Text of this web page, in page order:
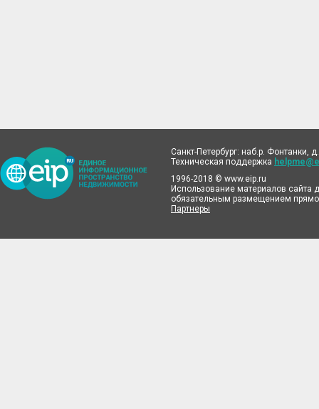
Санкт-Петербург: наб.р. Фонтанки,
Техническая поддержка
1996-2018 © www.eip.ru
Использование материалов сайта
обязательным размещением
Партнеры